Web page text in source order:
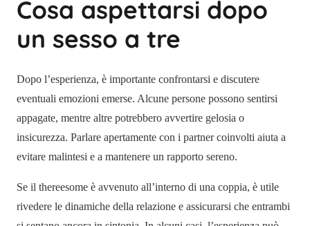
Cosa aspettarsi dopo
un sesso a tre
Dopo l’esperienza, è importante confrontarsi e discutere
eventuali emozioni emerse. Alcune persone possono sentirsi
appagate, mentre altre potrebbero avvertire gelosia o
insicurezza. Parlare apertamente con i partner coinvolti aiuta a
evitare malintesi e a mantenere un rapporto sereno.
Se il thereesome è avvenuto all’interno di una coppia, è utile
rivedere le dinamiche della relazione e assicurarsi che entrambi